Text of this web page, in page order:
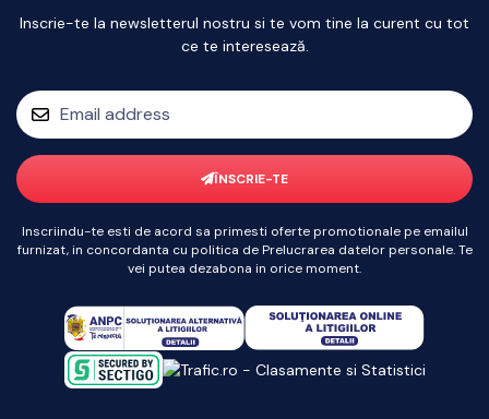
Inscrie-te la newsletterul nostru si te vom tine la curent cu tot
ce te interesează.
ÎNSCRIE-TE
Inscriindu-te esti de acord sa primesti oferte promotionale pe emailul
furnizat, in concordanta cu politica de Prelucrarea datelor personale. Te
vei putea dezabona in orice moment.